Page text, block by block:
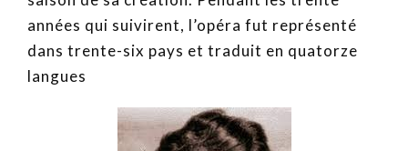
années qui suivirent, l’opéra fut représenté
dans trente-six pays et traduit en quatorze
langues